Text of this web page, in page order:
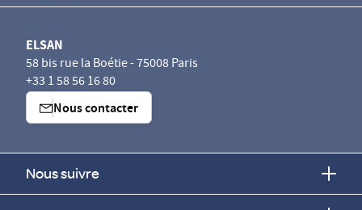
ELSAN
58 bis rue la Boétie - 75008 Paris
+33 1 58 56 16 80
Nous contacter
Nous suivre